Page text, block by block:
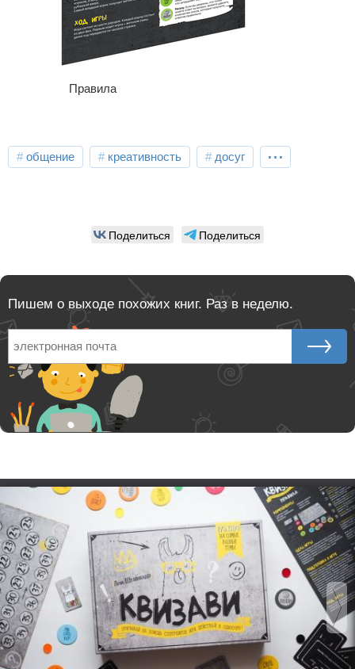
Правила
общение креативность досуг ...
игры для вечеринки викторины
Поделиться Поделиться
Пишем о выходе похожих книг. Раз в неделю.